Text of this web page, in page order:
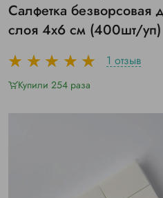
Салфетка безворсовая
слоя 4х6 см (400шт/уп)
1 отзыв
Купили 254 раза